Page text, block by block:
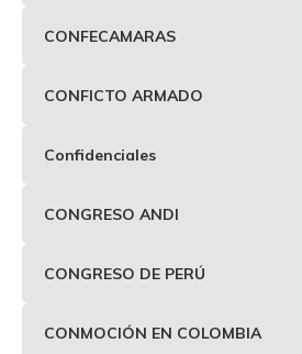
CONFECAMARAS
CONFICTO ARMADO
Confidenciales
CONGRESO ANDI
CONGRESO DE PERÚ
CONMOCIÓN EN COLOMBIA